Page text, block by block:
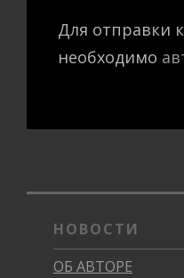
Для отправки
необходимо
НОВОСТИ
ОБ АВТОРЕ